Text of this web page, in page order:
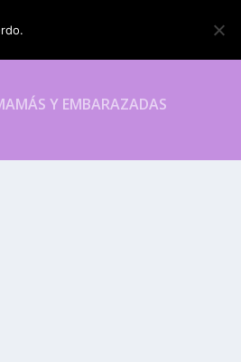
Y EMBARAZADAS